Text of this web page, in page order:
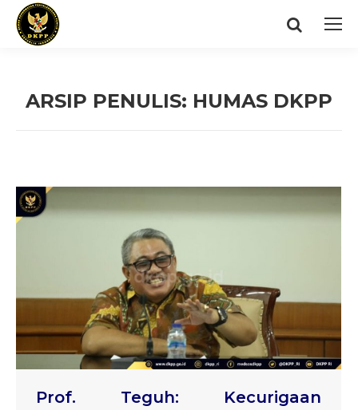
Search:
ARSIP PENULIS: HUMAS DKPP
Prof. Teguh: Kecurigaan